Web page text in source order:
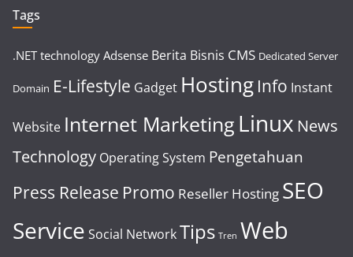
Tags
.NET technology Adsense Berita Bisnis CMS Dedicated Server
Domain E-Lifestyle Gadget Hosting Info Instant
Website Internet Marketing Linux News
Technology Operating System Pengetahuan
Press Release Promo Reseller Hosting SEO
Service Social NetworkTips Tren Web